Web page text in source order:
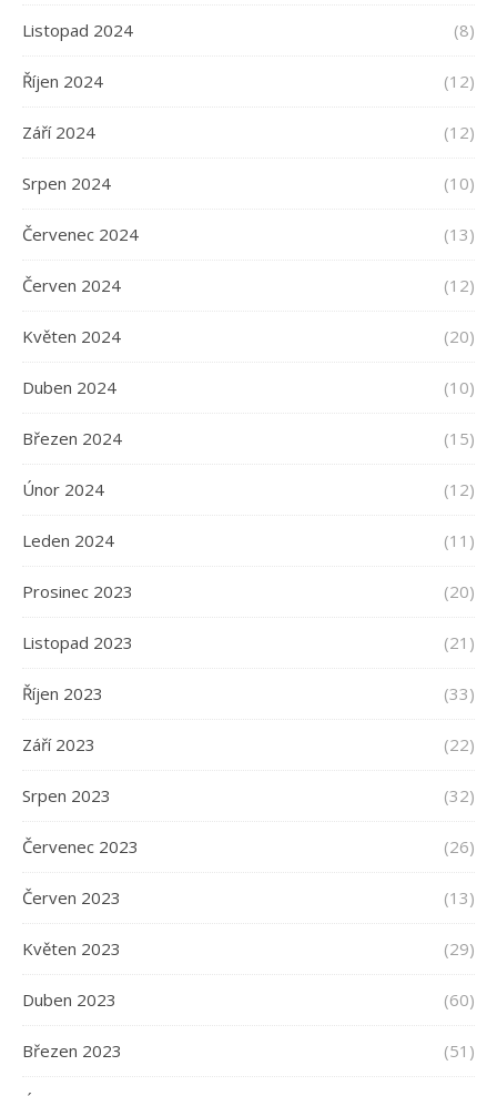
Listopad 2024 (8)
Říjen 2024 (12)
Září 2024 (12)
Srpen 2024 (10)
Červenec 2024 (13)
Červen 2024 (12)
Květen 2024 (20)
Duben 2024 (10)
Březen 2024 (15)
Únor 2024 (12)
Leden 2024 (11)
Prosinec 2023 (20)
Listopad 2023 (21)
Říjen 2023 (33)
Září 2023 (22)
Srpen 2023 (32)
Červenec 2023 (26)
Červen 2023 (13)
Květen 2023 (29)
Duben 2023 (60)
Březen 2023 (51)